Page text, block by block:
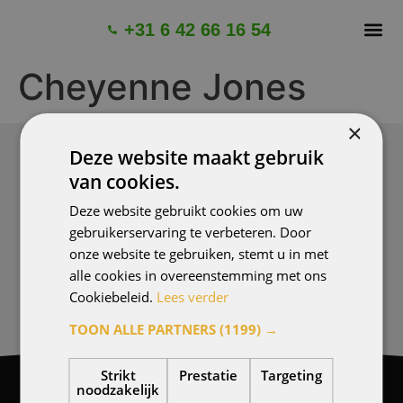
+31 6 42 66 16 54
Cheyenne Jones
DRINGEND EEN WESPENBESTRIJDER NODIG?
+31 6 42 66 16 54
Binnen 24 uur een afspraak.
BEL NU!
×
Deze website maakt gebruik
van cookies.
Deze website gebruikt cookies om uw
gebruikerservaring te verbeteren. Door
onze website te gebruiken, stemt u in met
alle cookies in overeenstemming met ons
Cookiebeleid. Lees verder
TOON ALLE PARTNERS(1199) →
Strikt
noodzakelijk
Prestatie Targeting